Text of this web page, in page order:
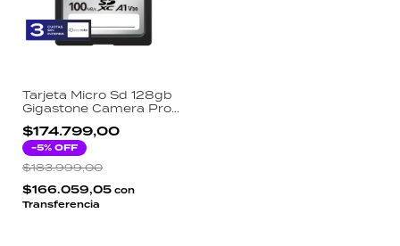
Tarjeta Micro Sd 128gb
Gigastone Camera Pro
A1 V10 4k Adapt
$174.799,00
-5% OFF
$183.999,00
$166.059,05 con
Transferencia